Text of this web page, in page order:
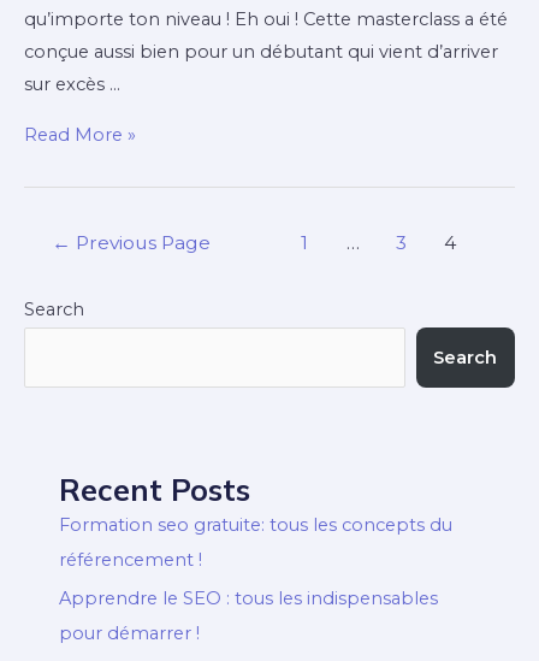
qu’importe ton niveau ! Eh oui ! Cette masterclass a été
conçue aussi bien pour un débutant qui vient d’arriver
sur excès …
Read More »
← Previous Page 1 … 3 4
Search
Search
Recent Posts
Formation seo gratuite: tous les concepts du
référencement !
Apprendre le SEO : tous les indispensables
pour démarrer !